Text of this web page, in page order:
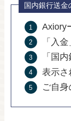
国内銀行送金
Axiory
「入
「国
表示さ
ご自